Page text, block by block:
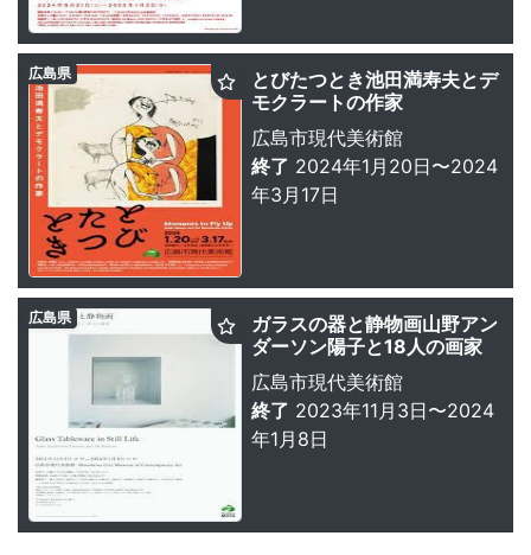
とびたつとき池田満寿夫とデ
モクラートの作家
広島市現代美術館
終了 2024年1月20日〜2024
年3月17日
広島県
ガラスの器と静物画山野アン
ダーソン陽子と18人の画家
広島市現代美術館
終了 2023年11月3日〜2024
年1月8日
広島県